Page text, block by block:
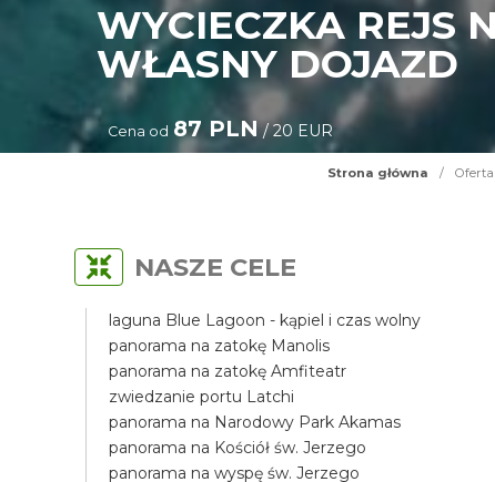
WYCIECZKA REJS
WŁASNY DOJAZD
Cena od 87 PLN/ 20 EUR
Strona główna / Oferta
NASZE CELE
laguna Blue Lagoon - kąpiel i czas wolny
panorama na zatokę Manolis
panorama na zatokę Amfiteatr
zwiedzanie portu Latchi
panorama na Narodowy Park Akamas
panorama na Kościół św. Jerzego
panorama na wyspę św. Jerzego